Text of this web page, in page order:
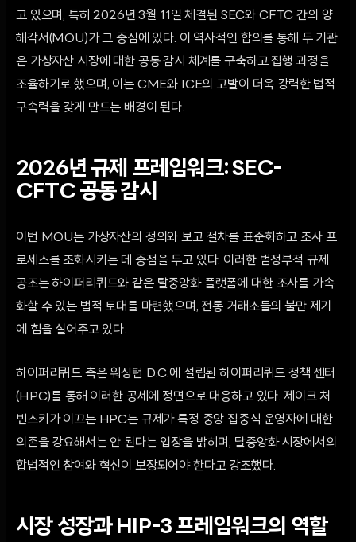
고 있으며, 특히 2026년 3월 11일 체결된 SEC와 CFTC 간의 양
해각서(MOU)가 그 중심에 있다. 이 역사적인 합의를 통해 두 기관
은 가상자산 시장에 대한 공동 감시 체계를 구축하고 집행 과정을
조율하기로 했으며, 이는 CME와 ICE의 고발이 더욱 강력한 법적
구속력을 갖게 만드는 배경이 된다.
2026년 규제 프레임워크: SEC-
CFTC 공동 감시
이번 MOU는 가상자산의 정의와 보고 절차를 표준화하고 조사 프
로세스를 조화시키는 데 중점을 두고 있다. 이러한 범정부적 규제
공조는 하이퍼리퀴드와 같은 탈중앙화 플랫폼에 대한 조사를 가속
화할 수 있는 법적 토대를 마련했으며, 전통 거래소들의 불만 제기
에 힘을 실어주고 있다.
하이퍼리퀴드 측은 워싱턴 D.C.에 설립된 하이퍼리퀴드 정책 센터
(HPC)를 통해 이러한 공세에 정면으로 대응하고 있다. 제이크 처
빈스키가 이끄는 HPC는 규제가 특정 중앙 집중식 운영자에 대한
의존을 강요해서는 안 된다는 입장을 밝히며, 탈중앙화 시장에서의
합법적인 참여와 혁신이 보장되어야 한다고 강조했다.
시장 성장과 HIP-3 프레임워크의 역할